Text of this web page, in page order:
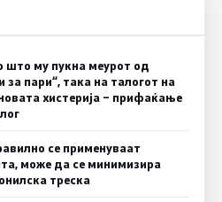
му пукна меурот од
за пари“, така на талогот на
хистерија – прифаќање
се применуваат
може да се минимизира
треска